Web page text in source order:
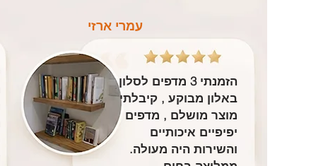
עמרי ארזי
הזמנתי 3 מדפים לסלון
באלון מבוקע , קיבלתי
מוצר מושלם , מדפים
יפיפיים איכותיים
והשירות היה מעולה.